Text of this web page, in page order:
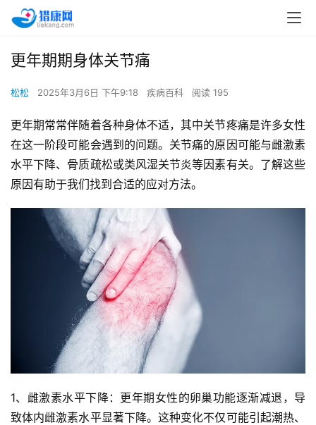
更年期期身体关节痛
松松 2025年3月6日 下午9:18 疾病百科 阅读 195
更年期常常伴随着各种身体不适，其中关节疼痛是许多女性
在这一阶段可能会遇到的问题。关节痛的原因可能与雌激素
水平下降、骨质疏松或类风湿关节炎等因素有关。了解这些
原因有助于我们找到合适的应对方法。
1、雌激素水平下降：更年期女性的卵巢功能逐渐减退，导
致体内雌激素水平显著下降。这种变化不仅可能引起潮热、